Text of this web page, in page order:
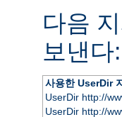
다음
보낸다:
사용한 UserDir
UserDir http://
UserDir http://